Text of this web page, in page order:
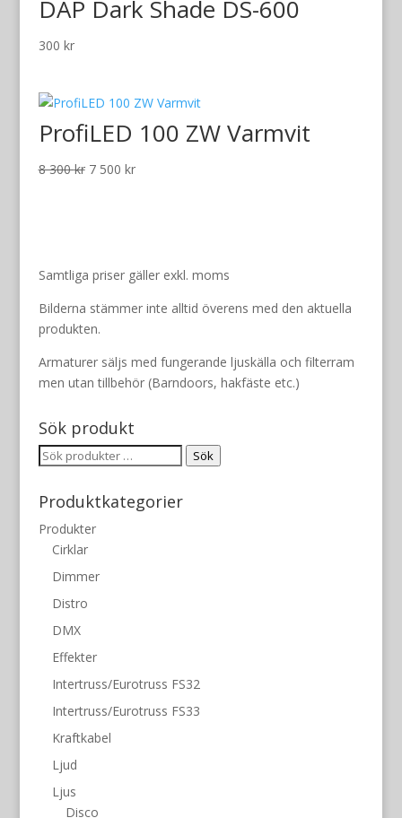
000 kr.
000 kr.
DAP Dark Shade DS-600
300 kr
ProfiLED 100 ZW Varmvit
8 300kr Det
300 kr.
7 500 krDet
500 kr.
Samtliga priser gäller exkl. moms
Bilderna stämmer inte alltid överens med den aktuella
produkten.
Armaturer säljs med fungerande ljuskälla och filterram
men utan tillbehör (Barndoors, hakfäste etc.)
Sök produkt
Sök
Sök
Produktkategorier
Produkter
Cirklar
Dimmer
Distro
DMX
Effekter
Intertruss/Eurotruss FS32
Intertruss/Eurotruss FS33
Kraftkabel
Ljud
Ljus
Disco